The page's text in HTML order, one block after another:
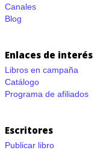
Canales
Blog
Enlaces de interés
Libros en campaña
Catálogo
Programa de afiliados
Escritores
Publicar libro